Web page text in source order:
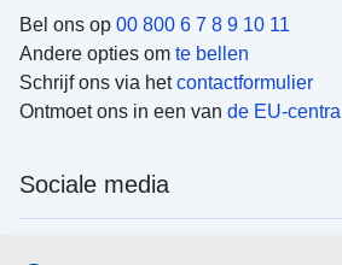
Bel ons op 00 800 6 7 8 9 10 11
Andere opties om te bellen
Schrijf ons via hetcontactformulier
Ontmoet ons in een van de EU-centra
Sociale media